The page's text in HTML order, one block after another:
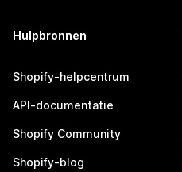
Hulpbronnen
Shopify-helpcentrum
API-documentatie
Shopify Community
Shopify-blog